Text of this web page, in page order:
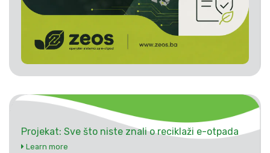
Projekat: Sve što niste znali o reciklaži e-otpada
Learn more